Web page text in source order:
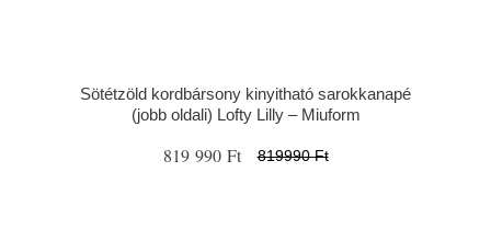
Sötétzöld kordbársony kinyitható sarokkanapé
(jobb oldali) Lofty Lilly – Miuform
819 990 Ft 819990 Ft